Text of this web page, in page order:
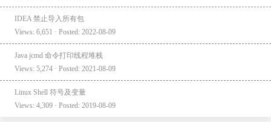
IDEA 禁止导入所有包
Views: 6,651 · Posted: 2022-08-09
Java jcmd 命令打印线程堆栈
Views: 5,274 · Posted: 2021-08-09
Linux Shell 符号及变量
Views: 4,309 · Posted: 2019-08-09